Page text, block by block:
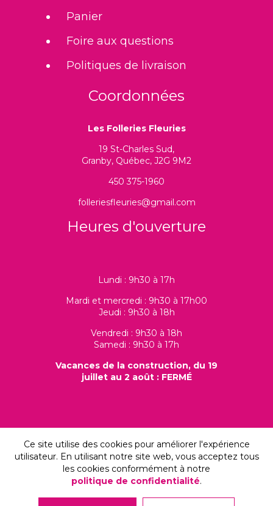
Panier
Foire aux questions
Politiques de livraison
Coordonnées
Les Folleries Fleuries
19 St-Charles Sud,
Granby, Québec, J2G 9M2
450 375-1960
folleriesfleuries@gmail.com
Heures d'ouverture
Lundi : 9h30 à 17h
Mardi et mercredi : 9h30 à 17h00
Jeudi : 9h30 à 18h
Vendredi : 9h30 à 18h
Samedi : 9h30 à 17h
Vacances de la construction, du 19
juillet au 2 août : FERMÉ
© 2026, Les Folleries Fleuries, tous droits réservés
Ce site utilise des cookies pour améliorer l'expérience
utilisateur. En utilisant notre site web, vous acceptez tous
les cookies conformément à notre
politique de confidentialité.